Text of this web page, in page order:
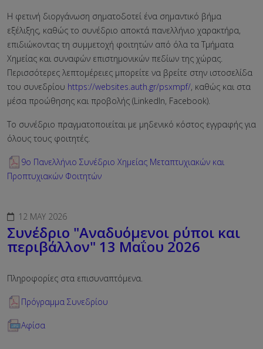
Η φετινή διοργάνωση σηματοδοτεί ένα σημαντικό βήμα
εξέλιξης, καθώς το συνέδριο αποκτά πανελλήνιο χαρακτήρα,
επιδιώκοντας τη συμμετοχή φοιτητών από όλα τα Τμήματα
Χημείας και συναφών επιστημονικών πεδίων της χώρας.
Περισσότερες λεπτομέρειες μπορείτε να βρείτε στην ιστοσελίδα
του συνεδρίου https://websites.auth.gr/psxmpf/, καθώς και στα
μέσα προώθησης και προβολής (LinkedIn, Facebook).
Το συνέδριο πραγματοποιείται με μηδενικό κόστος εγγραφής για
όλους τους φοιτητές.
9ο Πανελλήνιο Συνέδριο Χημείας Μεταπτυχιακών και
Προπτυχιακών Φοιτητών
12 MAY 2026
Συνέδριο "Αναδυόμενοι ρύποι και
περιβάλλον" 13 Μαΐου 2026
Πληροφορίες στα επισυναπτόμενα.
Πρόγραμμα Συνεδρίου
Αφίσα